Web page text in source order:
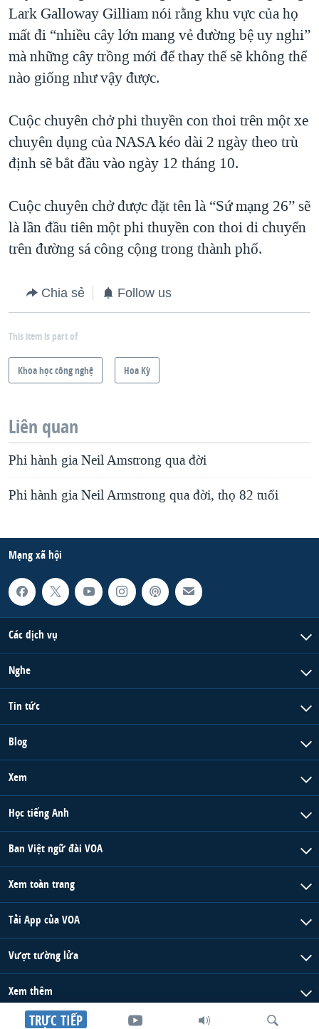
TRỰC TIẾP
Lark Galloway Gilliam nói rằng khu vực của họ
mất đi “nhiều cây lớn mang vẻ đường bệ uy nghi”
mà những cây trồng mới để thay thế sẽ không thể
nào giống như vậy được.
Cuộc chuyên chở phi thuyền con thoi trên một xe
chuyên dụng của NASA kéo dài 2 ngày theo trù
định sẽ bắt đầu vào ngày 12 tháng 10.
Cuộc chuyên chở được đặt tên là “Sứ mạng 26” sẽ
là lần đầu tiên một phi thuyền con thoi di chuyển
trên đường sá công cộng trong thành phố.
Chia sẻ Follow us
This item is part of
Khoa học công nghệ Hoa Kỳ
Liên quan
Phi hành gia Neil Amstrong qua đời
Phi hành gia Neil Armstrong qua đời, thọ 82 tuổi
Mạng xã hội
Các dịch vụ
Nghe
Tin tức
Blog
Xem
Học tiếng Anh
Ban Việt ngữ đài VOA
Xem toàn trang
Tải App của VOA
Vượt tường lửa
Xem thêm